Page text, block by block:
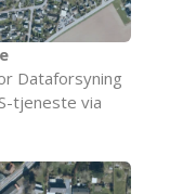
Dataforsyning
tjeneste via